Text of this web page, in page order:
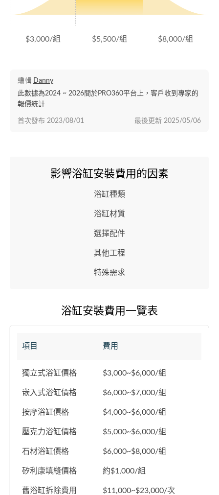
$3,000/組 $5,500/組 $8,000/組
編輯 Danny
此數據為2024 ~ 2026間於PRO360平台上，客戶收到專家的
報價統計
最後更新 2025/05/06
首次發布 2023/08/01
影響浴缸安裝費用的因素
浴缸種類
浴缸材質
選擇配件
其他工程
特殊需求
浴缸安裝費用一覽表
項目 費用
獨立式浴缸價格 $3,000~$6,000/組
嵌入式浴缸價格 $6,000~$7,000/組
按摩浴缸價格 $4,000~$6,000/組
壓克力浴缸價格 $5,000~$6,000/組
石材浴缸價格 $6,000~$8,000/組
矽利康填縫價格 約$1,000/組
舊浴缸拆除費用 $11,000~$23,000/次